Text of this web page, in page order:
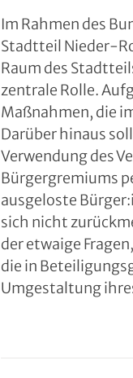
Im Rahmen des
Stadtteil Nieder-
Raum des
zentrale Rolle.
Maßnahmen, die
Darüber hinaus
Verwendung des
Bürgergremiums
ausgeloste
sich nicht
der etwaige
die in
Umgestaltung